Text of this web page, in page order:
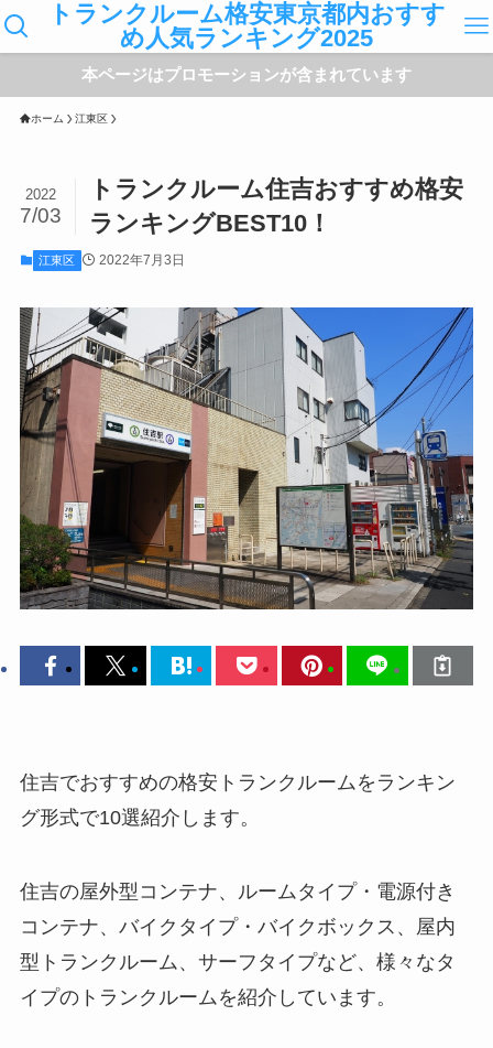
トランクルーム格安東京都内おすす
め人気ランキング2025
本ページはプロモーションが含まれています
ホーム 江東区
トランクルーム住吉おすすめ格安
ランキングBEST10！
2022
7/03
江東区 2022年7月3日
住吉でおすすめの格安トランクルームをランキン
グ形式で10選紹介します。
住吉の屋外型コンテナ、ルームタイプ・電源付き
コンテナ、バイクタイプ・バイクボックス、屋内
型トランクルーム、サーフタイプなど、様々なタ
イプのトランクルームを紹介しています。